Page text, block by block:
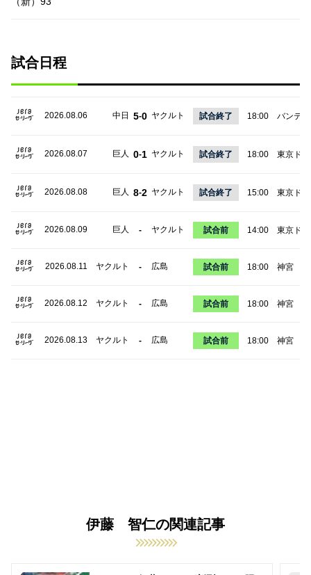
試合日程
2026.08.06 中日 5-0 ヤクルト 試合終了 18:00 バンテ
2026.08.07 巨人 0-1 ヤクルト 試合終了 18:00 東京ド
2026.08.08 巨人 8-2 ヤクルト 試合終了 15:00 東京ド
2026.08.09 巨人 - ヤクルト 試合前 14:00 東京ド
2026.08.11 ヤクルト - 広島 試合前 18:00 神宮
2026.08.12 ヤクルト - 広島 試合前 18:00 神宮
2026.08.13 ヤクルト - 広島 試合前 18:00 神宮
伊藤 智仁の関連記事